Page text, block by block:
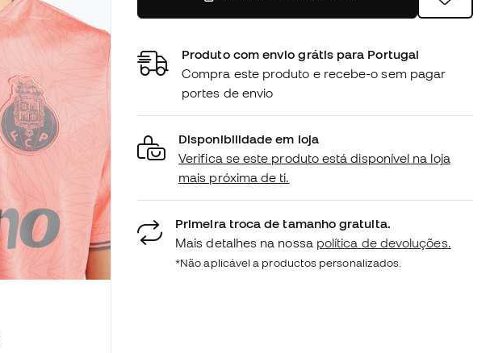
Produto com envio grátis para Portugal
Compra este produto e recebe-o sem pagar
portes de envio
Disponibilidade em loja
Verifica se este produto está disponível na loja
mais próxima de ti.
Primeira troca de tamanho gratuita.
Mais detalhes na nossa política de devoluções.
*Não aplicável a productos personalizados.